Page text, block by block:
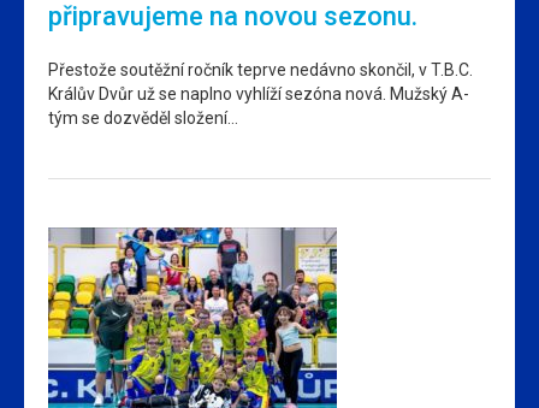
připravujeme na novou sezonu.
Přestože soutěžní ročník teprve nedávno skončil, v T.B.C.
Králův Dvůr už se naplno vyhlíží sezóna nová. Mužský A-
tým se dozvěděl složení…